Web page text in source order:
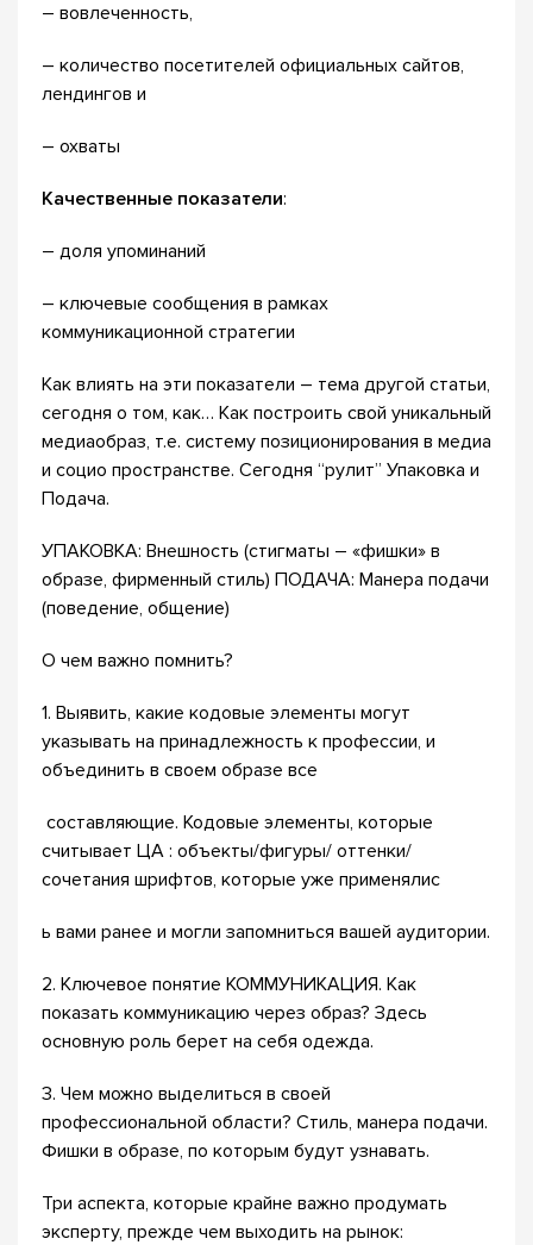
– вовлеченность,
– количество посетителей официальных сайтов,
лендингов и
– охваты
Качественные показатели:
– доля упоминаний
– ключевые сообщения в рамках
коммуникационной стратегии
Как влиять на эти показатели – тема другой статьи,
сегодня о том, как… Как построить свой уникальный
медиаобраз, т.е. систему позиционирования в медиа
и социо пространстве. Сегодня “рулит” Упаковка и
Подача.
УПАКОВКА: Внешность (стигматы – «фишки» в
образе, фирменный стиль) ПОДАЧА: Манера подачи
(поведение, общение)
О чем важно помнить?
1. Выявить, какие кодовые элементы могут
указывать на принадлежность к профессии, и
объединить в своем образе все
составляющие. Кодовые элементы, которые
считывает ЦА : объекты/фигуры/ оттенки/
сочетания шрифтов, которые уже применялис
ь вами ранее и могли запомниться вашей аудитории.
2. Ключевое понятие КОММУНИКАЦИЯ. Как
показать коммуникацию через образ? Здесь
основную роль берет на себя одежда.
3. Чем можно выделиться в своей
профессиональной области? Стиль, манера подачи.
Фишки в образе, по которым будут узнавать.
Три аспекта, которые крайне важно продумать
эксперту, прежде чем выходить на рынок: